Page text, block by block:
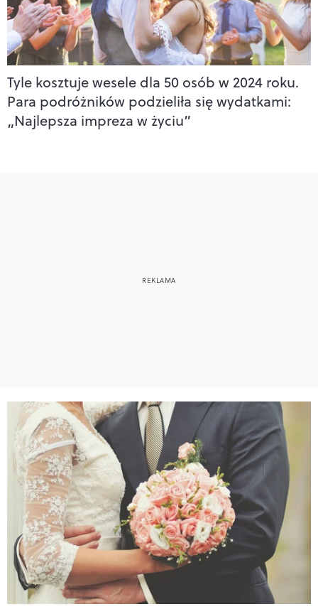
Tyle kosztuje wesele dla 50 osób w 2024 roku.
Para podróżników podzieliła się wydatkami:
„Najlepsza impreza w życiu”